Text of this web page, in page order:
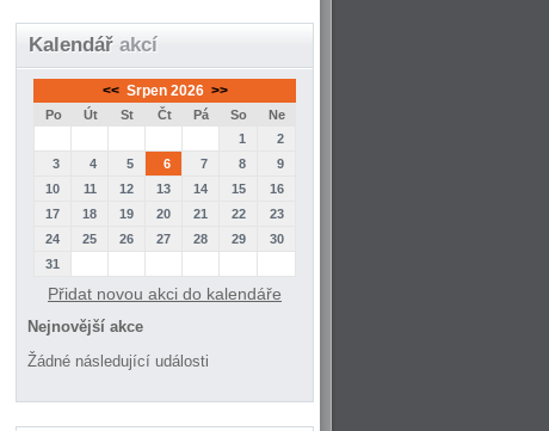
Kalendář akcí
<< Srpen 2026 >>
Po Út St Čt Pá So
Ne
1
2
3
4 5 6 7 8
9
10
11 12 13 14 15
16
17
18 19 20 21 22
23
24
25 26 27 28 29
30
31
Přidat novou akci do kalendáře
Nejnovější akce
Žádné následující události